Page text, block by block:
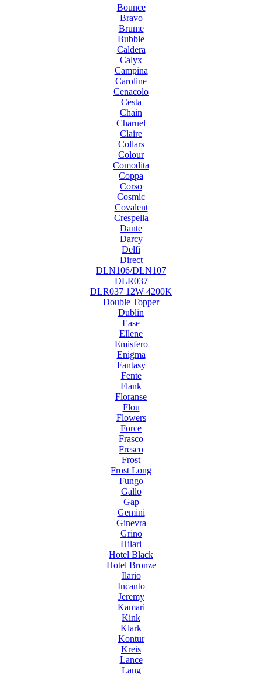
Bounce
Bravo
Brume
Bubble
Caldera
Calyx
Campina
Caroline
Cenacolo
Cesta
Chain
Charuel
Claire
Collars
Colour
Comodita
Coppa
Corso
Cosmic
Covalent
Crespella
Dante
Darcy
Delfi
Direct
DLN106/DLN107
DLR037
DLR037 12W 4200K
Double Topper
Dublin
Ease
Ellene
Emisfero
Enigma
Fantasy
Fente
Flank
Floranse
Flou
Flowers
Force
Frasco
Fresco
Frost
Frost Long
Fungo
Gallo
Gap
Gemini
Ginevra
Grino
Hilari
Hotel Black
Hotel Bronze
Ilario
Incanto
Jeremy
Kamari
Kink
Klark
Kontur
Kreis
Lance
Lang